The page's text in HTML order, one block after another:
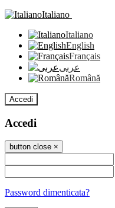
Italiano
Italiano
English
Français
عربى
Română
Accedi
Accedi
button close ×
Password dimenticata?